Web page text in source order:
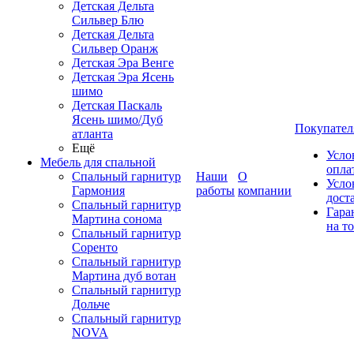
Детская Дельта
Сильвер Блю
Детская Дельта
Сильвер Оранж
Детская Эра Венге
Детская Эра Ясень
шимо
Детская Паскаль
Ясень шимо/Дуб
атланта
Ещё
Мебель для спальной
Спальный гарнитур
Гармония
Спальный гарнитур
Мартина сонома
Спальный гарнитур
Соренто
Спальный гарнитур
Мартина дуб вотан
Спальный гарнитур
Дольче
Спальный гарнитур
NOVA
Наши
работы
О
компании
на